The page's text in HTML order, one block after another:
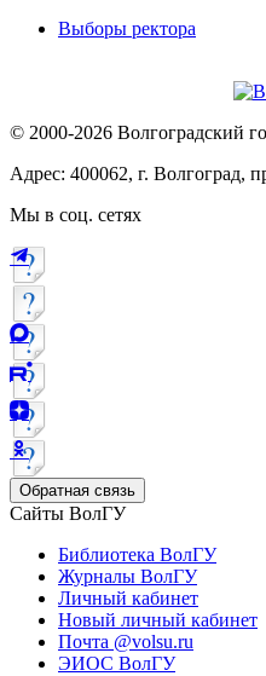
Выборы ректора
© 2000-2026 Волгоградский
Адрес: 400062, г. Волгоград,
Мы в соц. сетях
Обратная связь
Сайты ВолГУ
Библиотека ВолГУ
Журналы ВолГУ
Личный кабинет
Новый личный кабинет
Почта @volsu.ru
ЭИОС ВолГУ